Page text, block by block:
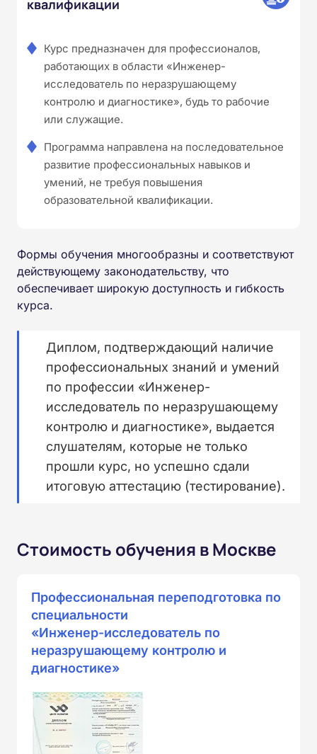
квалификации
Курс предназначен для профессионалов,
работающих в области «Инженер-
исследователь по неразрушающему
контролю и диагностике», будь то рабочие
или служащие.
Программа направлена на последовательное
развитие профессиональных навыков и
умений, не требуя повышения
образовательной квалификации.
Формы обучения многообразны и соответствуют
действующему законодательству, что
обеспечивает широкую доступность и гибкость
курса.
Диплом, подтверждающий наличие
профессиональных знаний и умений
по профессии «Инженер-
исследователь по неразрушающему
контролю и диагностике», выдается
слушателям, которые не только
прошли курс, но успешно сдали
итоговую аттестацию (тестирование).
Стоимость обучения в Москве
Профессиональная переподготовка по
специальности
«Инженер-исследователь по
неразрушающему контролю и
диагностике»